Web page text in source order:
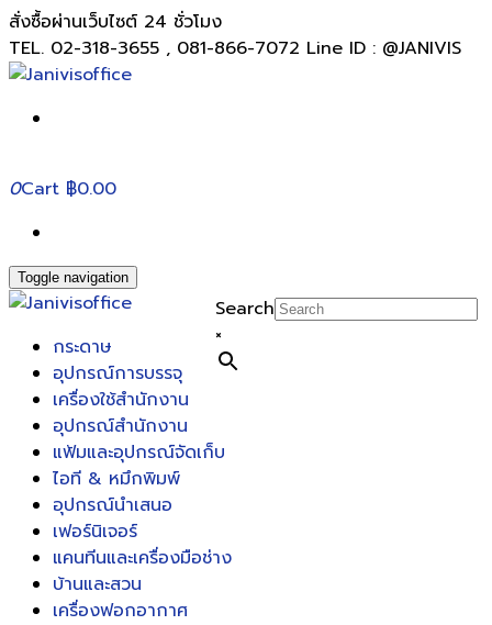
สั่งซื้อผ่านเว็บไซต์ 24 ชั่วโมง
TEL. 02-318-3655 , 081-866-7072 Line ID : @JANIVIS
0Cart ฿0.00
Toggle navigation
Search
×
กระดาษ
อุปกรณ์การบรรจุ
เครื่องใช้สำนักงาน
อุปกรณ์สำนักงาน
แฟ้มและอุปกรณ์จัดเก็บ
ไอที & หมึกพิมพ์
อุปกรณ์นำเสนอ
เฟอร์นิเจอร์
แคนทีนและเครื่องมือช่าง
บ้านและสวน
เครื่องฟอกอากาศ